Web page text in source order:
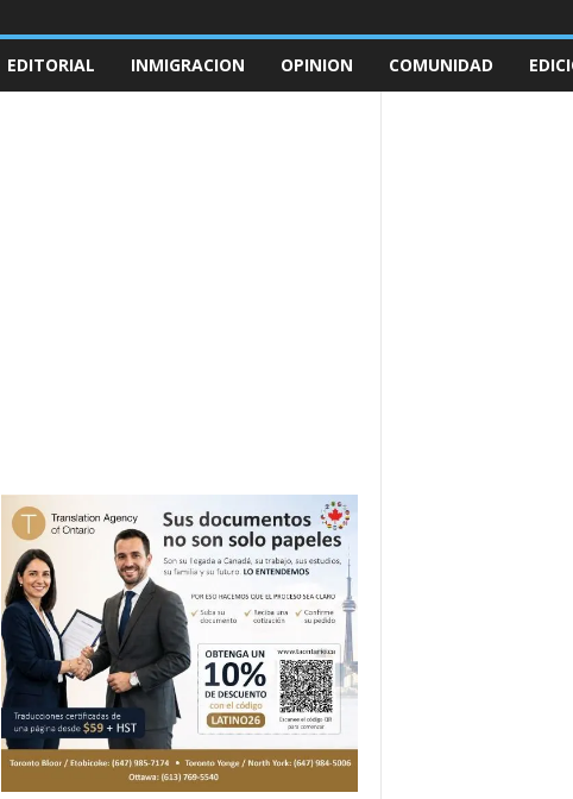
EDITORIAL INMIGRACION OPINION COMUNIDAD